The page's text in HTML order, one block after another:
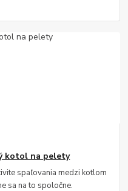
kotol na pelety
spaľovania medzi kotlom
sa na to spoločne.